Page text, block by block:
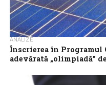
ANALIZE
Înscrierea în Programul
adevărată „olimpiadă”
acum, în condiţiile în care